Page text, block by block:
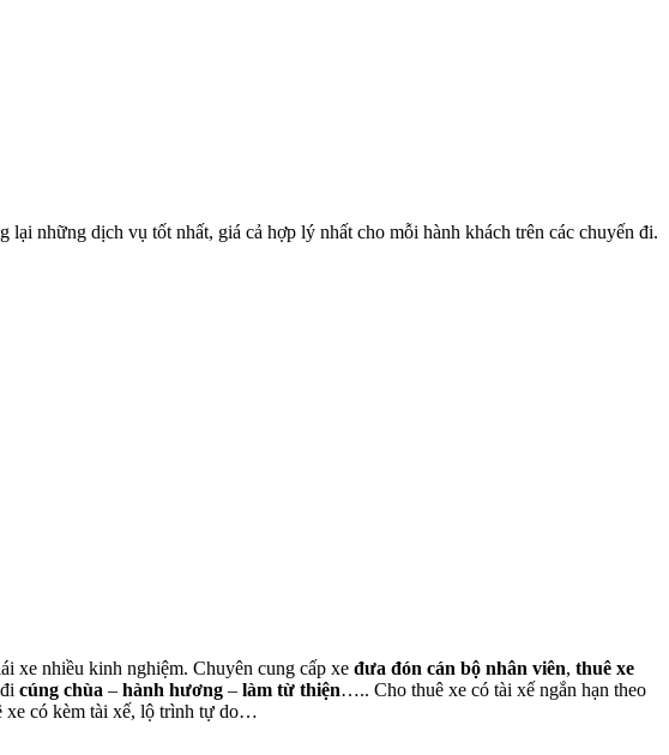
những dịch vụ tốt nhất, giá cả hợp lý nhất cho mỗi hành khách trên các chuyến đi.
xe nhiều kinh nghiệm. Chuyên cung cấp xe đưa đón cán bộ nhân viên, thuê xe
cúng chùa – hành hương – làm từ thiện….. Cho thuê xe có tài xế ngắn hạn theo
xe có kèm tài xế, lộ trình tự do…